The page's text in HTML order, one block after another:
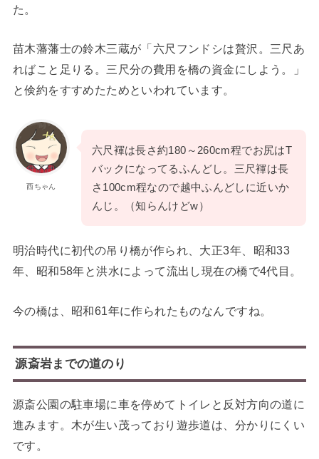
た。
苗木藩藩士の鈴木三蔵が「六尺フンドシは贅沢。三尺あ
ればこと足りる。三尺分の費用を橋の資金にしよう。」
と倹約をすすめたためといわれています。
西ちゃん
六尺褌は長さ約180～260cm程でお尻はT
バックになってるふんどし。三尺褌は長
さ100cm程なので越中ふんどしに近いか
んじ。（知らんけどw）
明治時代に初代の吊り橋が作られ、大正3年、昭和33
年、昭和58年と洪水によって流出し現在の橋で4代目。
今の橋は、昭和61年に作られたものなんですね。
源斎岩までの道のり
源斎公園の駐車場に車を停めてトイレと反対方向の道に
進みます。木が生い茂っており遊歩道は、分かりにくい
です。